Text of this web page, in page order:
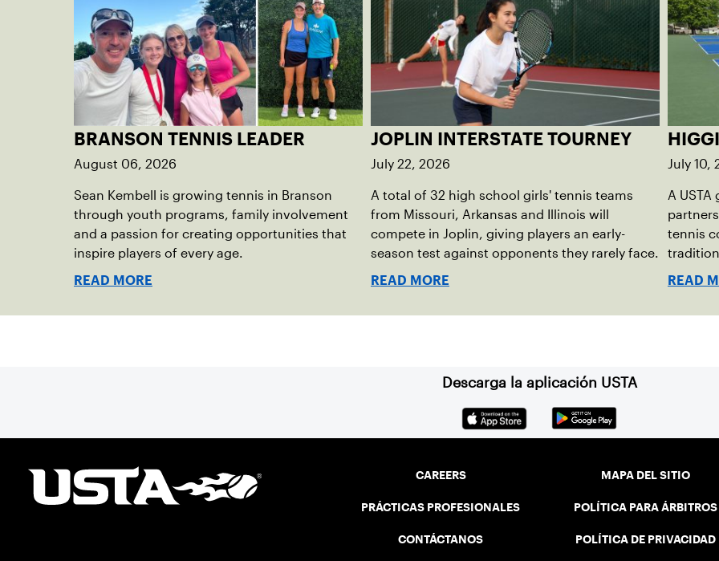
BRANSON TENNIS LEADER
August 06, 2026
Sean Kembell is growing tennis in Branson
through youth programs, family involvement
and a passion for creating opportunities that
inspire players of every age.
READ MORE
JOPLIN INTERSTATE TOURNEY
July 22, 2026
A total of 32 high school girls' tennis teams
from Missouri, Arkansas and Illinois will
compete in Joplin, giving players an early-
season test against opponents they rarely face.
READ MORE
July 10,
A
tennis
READ
Descarga la aplicación USTA
CAREERS
PRÁCTICAS PROFESIONALES
CONTÁCTANOS
MAPA DEL SITIO
POLÍTICA PARA ÁRBITROS
POLÍTICA DE PRIVACIDAD